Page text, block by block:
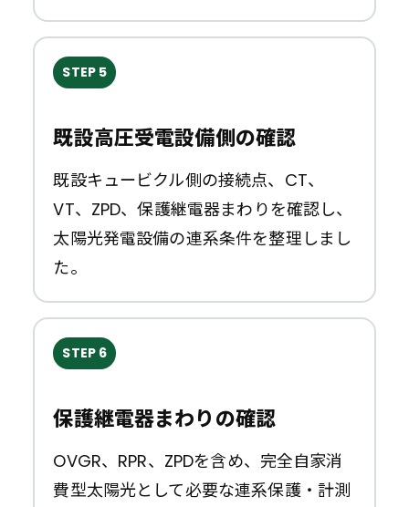
STEP 5
既設高圧受電設備側の確認
既設キュービクル側の接続点、CT、
VT、ZPD、保護継電器まわりを確認し、
太陽光発電設備の連系条件を整理しまし
た。
STEP 6
保護継電器まわりの確認
OVGR、RPR、ZPDを含め、完全自家消
費型太陽光として必要な連系保護・計測